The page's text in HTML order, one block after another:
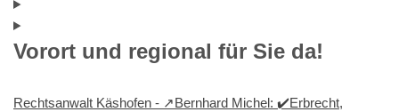
Vorort und regional für Sie da!
Rechtsanwalt Käshofen - ↗️Bernhard Michel: ✔️Erbrecht,